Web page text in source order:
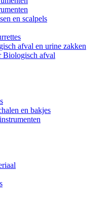
en scalpels
afval en urine zakken
Biologisch afval
en bakjes